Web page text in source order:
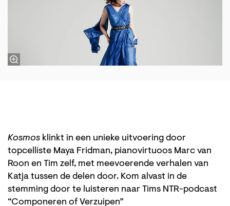
Kosmos klinkt in een unieke uitvoering door
topcelliste Maya Fridman, pianovirtuoos Marc van
Roon en Tim zelf, met meevoerende verhalen van
Katja tussen de delen door. Kom alvast in de
stemming door te luisteren naar Tims NTR-podcast
“Componeren of Verzuipen”